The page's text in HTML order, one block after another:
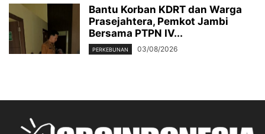
Bantu Korban KDRT dan Warga
Prasejahtera, Pemkot Jambi
Bersama PTPN IV...
PERKEBUNAN 03/08/2026